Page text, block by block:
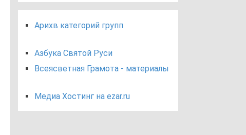
Арихв категорий групп
Азбука Святой Руси
Всеясветная Грамота - материалы
Медиа Хостинг на ezar.ru